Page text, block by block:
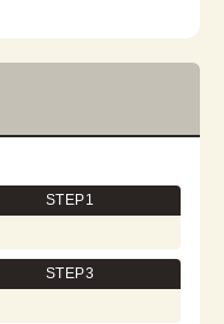
塩小路町721−1 京
STEP1
STEP3